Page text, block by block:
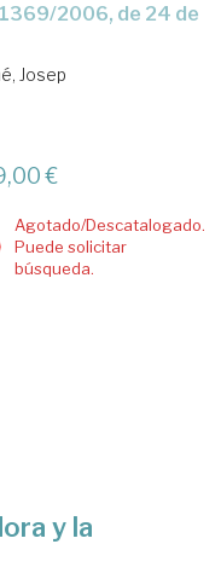
Josep
€
Agotado/Descatalogado.
Puede solicitar
búsqueda.
y la